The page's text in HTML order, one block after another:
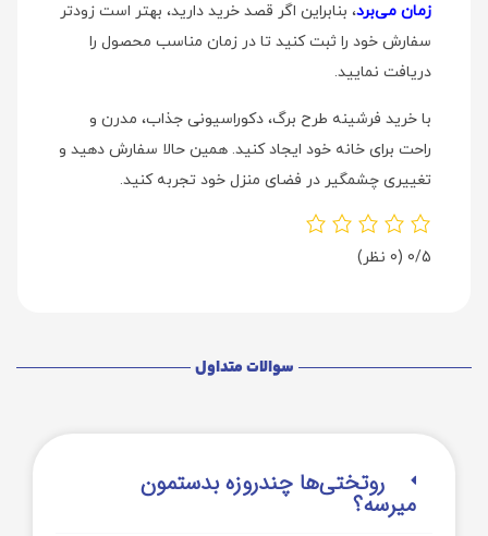
زمان می‌برد، بنابراین اگر قصد خرید دارید، بهتر است زودتر
سفارش خود را ثبت کنید تا در زمان مناسب محصول را
دریافت نمایید.
با خرید فرشینه طرح برگ، دکوراسیونی جذاب، مدرن و
راحت برای خانه خود ایجاد کنید. همین حالا سفارش دهید و
تغییری چشمگیر در فضای منزل خود تجربه کنید.
0/5 (0 نظر)
سوالات متداول
روتختی‌‌ها چندروزه بدستمون
میرسه؟